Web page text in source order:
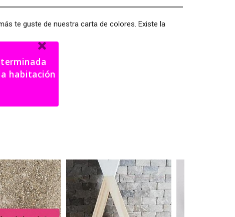
te guste de nuestra carta de colores. Existe la